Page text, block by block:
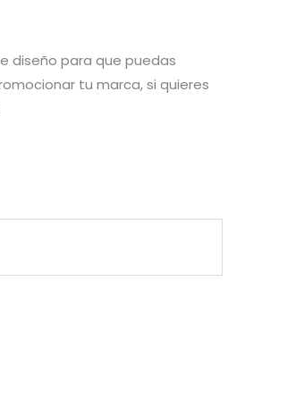
diseño para que puedas
tu marca, si quieres